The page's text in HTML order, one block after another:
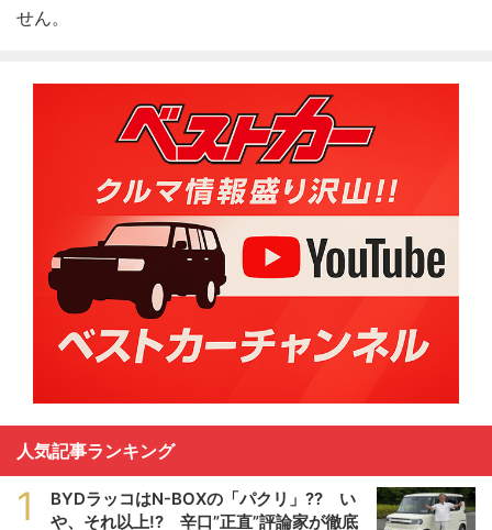
せん。
人気記事ランキング
1
BYDラッコはN-BOXの「パクリ」?? い
や、それ以上!? 辛口”正直”評論家が徹底